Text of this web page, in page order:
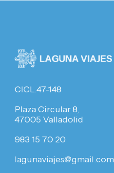
CICL.47-148
Plaza Circular 8,
47005 Valladolid
983 15 70 20
lagunaviajes@gmail.com